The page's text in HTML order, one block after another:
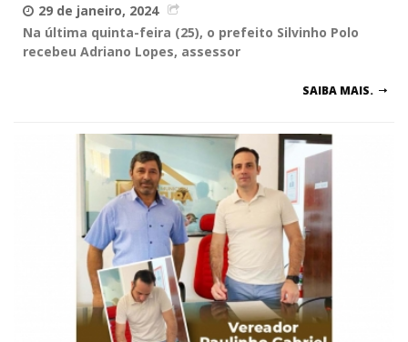
29 de janeiro, 2024
Na última quinta-feira (25), o prefeito Silvinho Polo
recebeu Adriano Lopes, assessor
SAIBA MAIS.